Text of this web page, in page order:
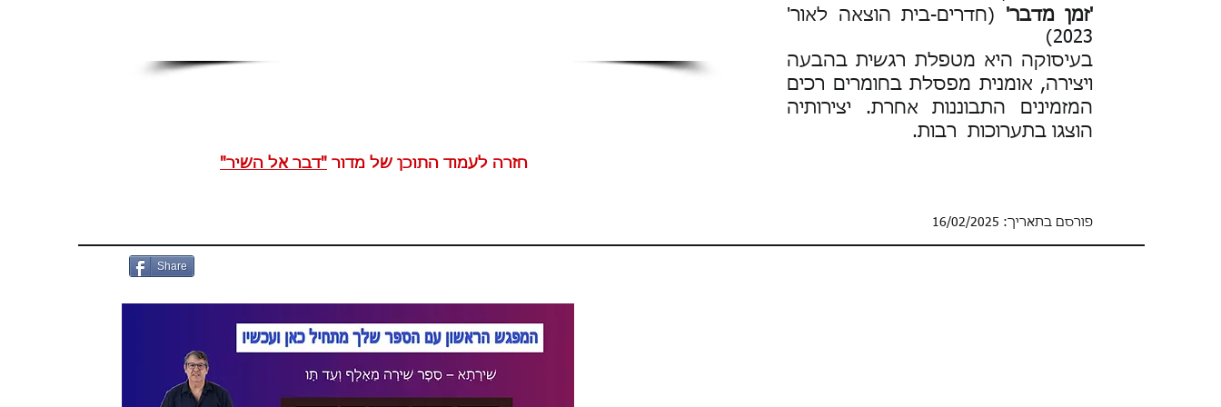
'זמן מדבר' (חדרים-בית הוצאה לאור'
2023)
בעיסוקה היא מטפלת רגשית בהבעה
ויצירה, אומנית מפסלת בחומרים רכים
המזמינים התבוננות אחרת. יצירותיה
הוצגו בתערוכות רבות.
חזרה לעמוד התוכן של מדור "דבר אל השיר"
פורסם בתאריך: 16/02/2025
Share